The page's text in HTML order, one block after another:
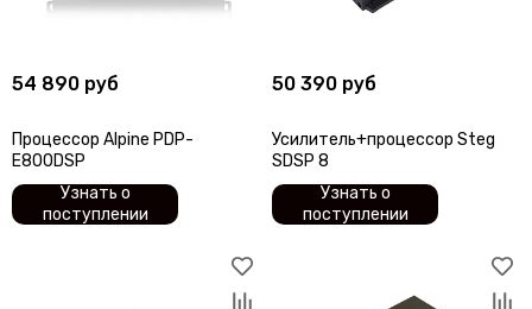
54 890 руб
Процессор Alpine PDP-
E800DSP
Узнать о
поступлении
50 390 руб
Усилитель+процессор Steg
SDSP 8
Узнать о
поступлении